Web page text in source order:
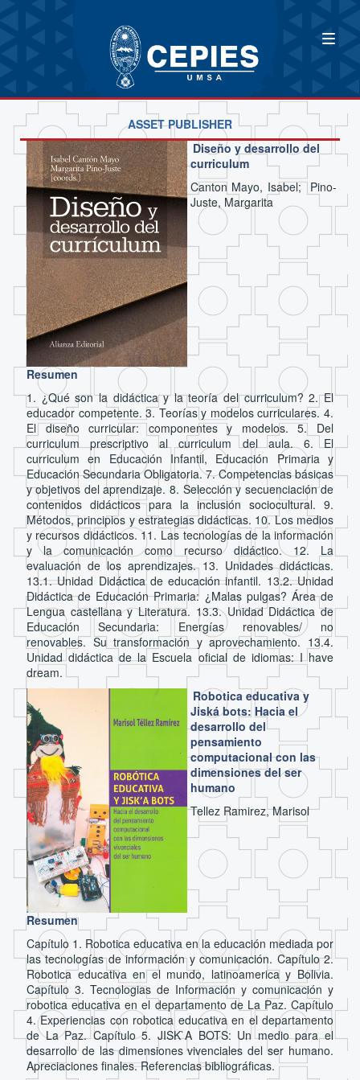
ASSET PUBLISHER
Diseño y desarrollo del
curriculum
Canton Mayo, Isabel; Pino-
Juste, Margarita
Resumen
1. ¿Qué son la didáctica y la teoría del curriculum? 2. El
educador competente. 3. Teorías y modelos curriculares. 4.
El diseño curricular: componentes y modelos. 5. Del
curriculum prescriptivo al curriculum del aula. 6. El
curriculum en Educación Infantil, Educación Primaria y
Educación Secundaria Obligatoria. 7. Competencias básicas
y objetivos del aprendizaje. 8. Selección y secuenciación de
contenidos didácticos para la inclusión sociocultural. 9.
Métodos, principios y estrategias didácticas. 10. Los medios
y recursos didácticos. 11. Las tecnologías de la información
y la comunicación como recurso didáctico. 12. La
evaluación de los aprendizajes. 13. Unidades didácticas.
13.1. Unidad Didáctica de educación infantil. 13.2. Unidad
Didáctica de Educación Primaria: ¿Malas pulgas? Área de
Lengua castellana y Literatura. 13.3. Unidad Didáctica de
Educación Secundaria: Energías renovables/ no
renovables. Su transformación y aprovechamiento. 13.4.
Unidad didáctica de la Escuela oficial de idiomas: I have
dream.
Robotica educativa y
Jiská bots: Hacia el
desarrollo del
pensamiento
computacional con las
dimensiones del ser
humano
Tellez Ramirez, Marisol
Resumen
Capítulo 1. Robotica educativa en la educación mediada por
las tecnologías de información y comunicación. Capítulo 2.
Robotica educativa en el mundo, latinoamerica y Bolivia.
Capítulo 3. Tecnologias de Información y comunicación y
robotica educativa en el departamento de La Paz. Capítulo
4. Experiencias con robotica educativa en el departamento
de La Paz. Capítulo 5. JISK`A BOTS: Un medio para el
desarrollo de las dimensiones vivenciales del ser humano.
Apreciaciones finales. Referencias bibliográficas.